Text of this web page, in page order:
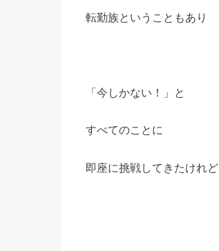
転勤族ということもあり
「今しかない！」と
すべてのことに
即座に挑戦してきたけれど